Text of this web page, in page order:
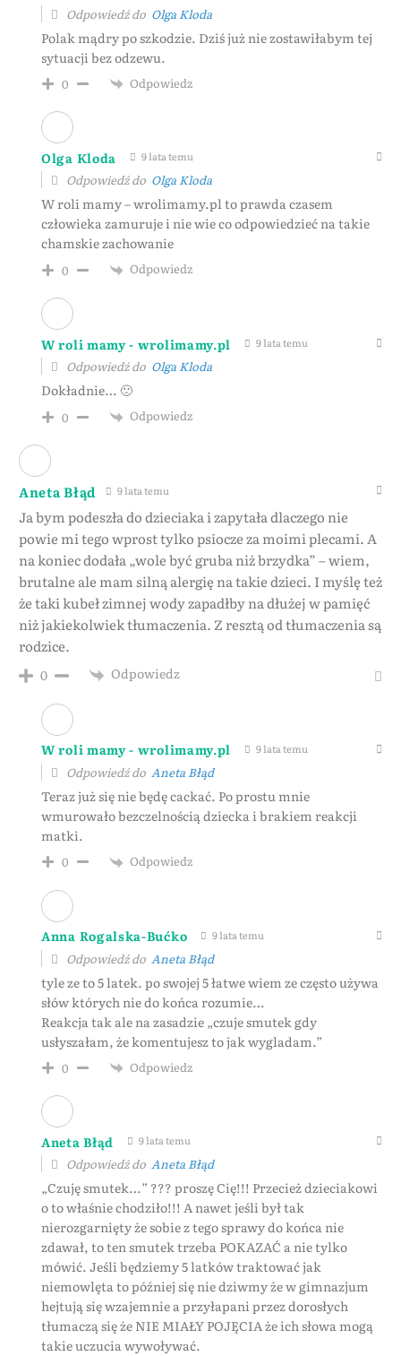
Odpowiedź do Olga Kloda
Polak mądry po szkodzie. Dziś już nie zostawiłabym tej
sytuacji bez odzewu.
0 Odpowiedz
Olga Kloda 9 lata temu
Odpowiedź do Olga Kloda
W roli mamy – wrolimamy.pl to prawda czasem
człowieka zamuruje i nie wie co odpowiedzieć na takie
chamskie zachowanie
0 Odpowiedz
W roli mamy - wrolimamy.pl 9 lata temu
Odpowiedź do Olga Kloda
Dokładnie… 🙁
0 Odpowiedz
Aneta Błąd 9 lata temu
Ja bym podeszła do dzieciaka i zapytała dlaczego nie
powie mi tego wprost tylko psiocze za moimi plecami. A
na koniec dodała „wole być gruba niż brzydka” – wiem,
brutalne ale mam silną alergię na takie dzieci. I myślę też
że taki kubeł zimnej wody zapadłby na dłużej w pamięć
niż jakiekolwiek tłumaczenia. Z resztą od tłumaczenia są
rodzice.
0 Odpowiedz
W roli mamy - wrolimamy.pl 9 lata temu
Odpowiedź do Aneta Błąd
Teraz już się nie będę cackać. Po prostu mnie
wmurowało bezczelnością dziecka i brakiem reakcji
matki.
0 Odpowiedz
Anna Rogalska-Bućko 9 lata temu
Odpowiedź do Aneta Błąd
tyle ze to 5 latek. po swojej 5 łatwe wiem ze często używa
słów których nie do końca rozumie…
Reakcja tak ale na zasadzie „czuje smutek gdy
usłyszałam, że komentujesz to jak wygladam.”
0 Odpowiedz
Aneta Błąd 9 lata temu
Odpowiedź do Aneta Błąd
„Czuję smutek…” ??? proszę Cię!!! Przecież dzieciakowi
o to właśnie chodziło!!! A nawet jeśli był tak
nierozgarnięty że sobie z tego sprawy do końca nie
zdawał, to ten smutek trzeba POKAZAĆ a nie tylko
mówić. Jeśli będziemy 5 latków traktować jak
niemowlęta to później się nie dziwmy że w gimnazjum
hejtują się wzajemnie a przyłapani przez dorosłych
tłumaczą się że NIE MIAŁY POJĘCIA że ich słowa mogą
takie uczucia wywoływać.